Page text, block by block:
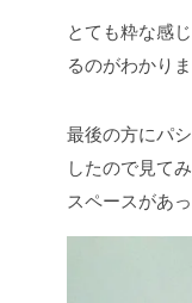
とても粋な感
るのがわかり
最後の方にパ
したので見て
スペースがあ